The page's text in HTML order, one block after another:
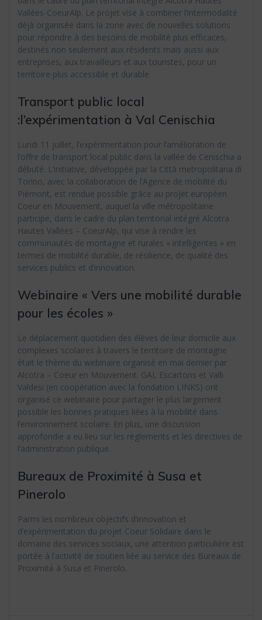
Vallées-CoeurAlp. Le projet vise à combiner l’intermodalité
déjà organisée dans la zone avec de nouvelles solutions
pour répondre à des besoins de mobilité plus efficaces,
destinés non seulement aux résidents mais aussi aux
entreprises, aux travailleurs et aux touristes, pour un
territoire plus accessible et durable.
Transport public local
:l’expérimentation à Val Cenischia
Lundi 11 juillet, l’expérimentation pour l’amélioration de
l’offre de transport local public dans la vallée de Cenischia a
débuté. L’initiative, développée par la Città metropolitana di
Torino, avec la collaboration de l’Agence de mobilité du
Piémont, est rendue possible grâce au projet européen
Coeur en Mouvement, auquel la ville métropolitaine
participe, dans le cadre du plan territorial intégré Alcotra
Hautes Vallées – CoeurAlp, qui vise à rendre les
communautés de montagne et rurales « intelligentes » en
termes de mobilité durable, de résilience, de qualité des
services publics et d’innovation.
Webinaire « Vers une mobilité durable
pour les écoles »
Le déplacement quotidien des élèves de leur domicile aux
complexes scolaires à travers le territoire de montagne
était le thème du webinaire organisé en mai dernier par
Alcotra – Coeur en Mouvement. GAL Escartons et Valli
Valdesi (en coopération avec la fondation LINKS) ont
organisé ce webinaire pour partager le plus largement
possible les bonnes pratiques liées à la mobilité dans
l’environnement scolaire. En plus, une discussion
approfondie a eu lieu sur les règlements et les directives de
l’administration publique.
Bureaux de Proximité à Susa et
Pinerolo
Parmi les nombreux objectifs d’innovation et
d’expérimentation du projet Coeur Solidaire dans le
domaine des services sociaux, une attention particulière est
portée à l’activité de soutien liée au service des Bureaux de
Proximité̀ à Susa et Pinerolo.